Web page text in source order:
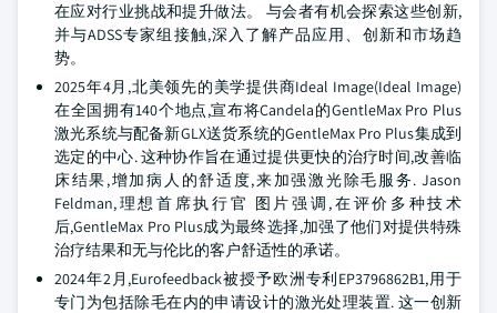
在应对行业挑战和提升做法。 与会者有机会探索这些创新,
并与ADSS专家组接触,深入了解产品应用、创新和市场趋
势。
2025年4月,北美领先的美学提供商Ideal Image(Ideal Image)
在全国拥有140个地点,宣布将Candela的GentleMax Pro Plus
激光系统与配备新GLX送货系统的GentleMax Pro Plus集成到
选定的中心. 这种协作旨在通过提供更快的治疗时间,改善临
床结果,增加病人的舒适度,来加强激光除毛服务. Jason
Feldman,理想首席执行官 图片强调,在评价多种技术
后,GentleMax Pro Plus成为最终选择,加强了他们对提供特殊
治疗结果和无与伦比的客户舒适性的承诺。
2024年2月,Eurofeedback被授予欧洲专利EP3796862B1,用于
专门为包括除毛在内的申请设计的激光处理装置. 这一创新